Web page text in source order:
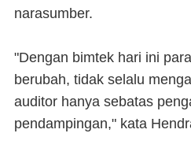
narasumber.
"Dengan bimtek hari ini
berubah, tidak selalu
auditor hanya sebatas
pendampingan," kata